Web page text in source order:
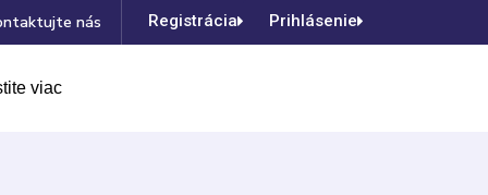
nás Registrácia Prihlásenie
viac